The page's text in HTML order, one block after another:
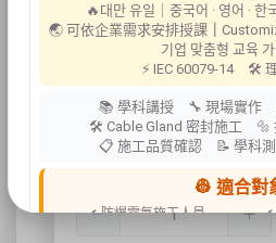
斷能安全鎖
🔥대만 유일｜중국어 · 영어 · 한
🌏 可依企業需求安排授課
기업 맞춤형 교육
⚡ IEC 60079-14 🛠
📚 學科講授 🔧 現場實作
🛠 Cable Gland 密封施工 🔩
📋 施工品質確認 📝 學科
👷 適合對
✔ 防爆電氣施工人員
✔